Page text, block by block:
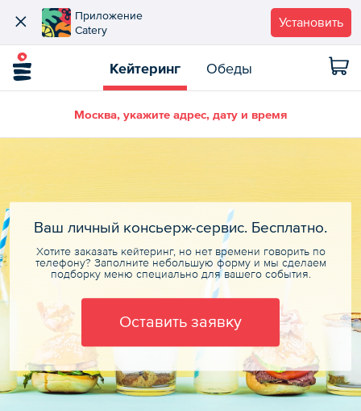
Приложение
Catery
Установить
Кейтеринг Обеды
Москва, укажите адрес, дату и время
Ваш личный консьерж-сервис. Бесплатно.
Хотите заказать кейтеринг, но нет времени говорить по
телефону? Заполните небольшую форму и мы сделаем
подборку меню специально для вашего события.
Оставить заявку